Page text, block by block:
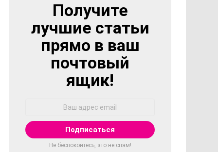
NEWSLETTER
Получите
лучшие статьи
прямо в ваш
почтовый
ящик!
Не беспокойтесь, это не спам!